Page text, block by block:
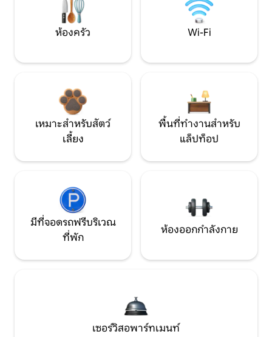
ห้องครัว Wi-Fi
เหมาะสำหรับสัตว์
เลี้ยง
พื้นที่ทำงานสำหรับ
แล็ปท็อป
มีที่จอดรถฟรีบริเวณ
ที่พัก
ห้องออกกำลังกาย
เซอร์วิสอพาร์ทเมนท์